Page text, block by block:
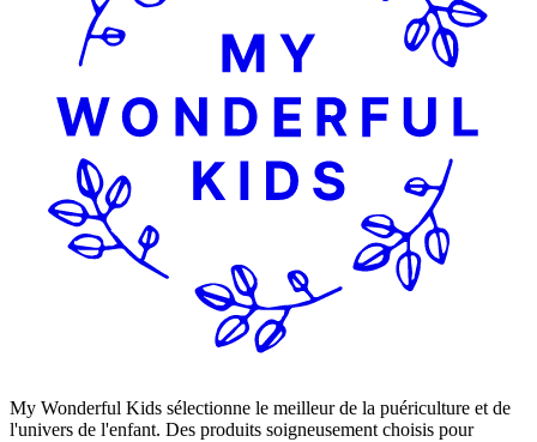
My Wonderful Kids sélectionne le meilleur de la puériculture et de
l'univers de l'enfant. Des produits soigneusement choisis pour